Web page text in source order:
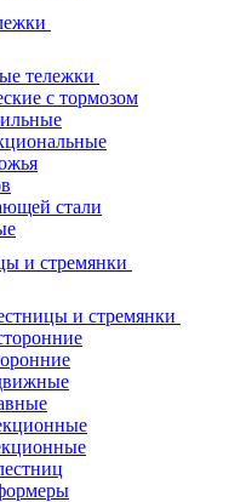
тележки
с тормозом
стали
и стремянки
и стремянки